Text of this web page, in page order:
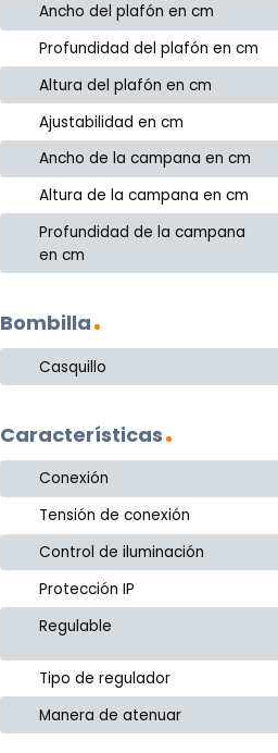
Ancho del plafón en cm
Profundidad del plafón en cm
Altura del plafón en cm
Ajustabilidad en cm
Ancho de la campana en cm
Altura de la campana en cm
Profundidad de la campana
en cm
Bombilla
Casquillo
Características
Conexión
Tensión de conexión
Control de iluminación
Protección IP
Regulable
Tipo de regulador
Manera de atenuar